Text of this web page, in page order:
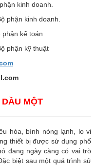
kinh doanh.
phận kinh doanh.
phận kế toán
phận kỹ thuật
MỘT
hòa, bình nóng lạnh, lo vi
thiết bị được sử dụng phổ
đang ngày càng có vai trò
biệt sau một quá trình sử